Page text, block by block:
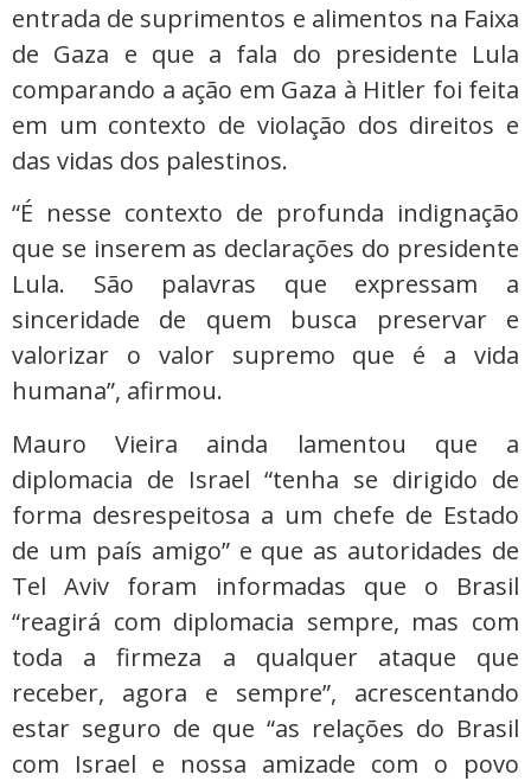
entrada de suprimentos e alimentos na Faixa
de Gaza e que a fala do presidente Lula
comparando a ação em Gaza à Hitler foi feita
em um contexto de violação dos direitos e
das vidas dos palestinos.
“É nesse contexto de profunda indignação
que se inserem as declarações do presidente
Lula. São palavras que expressam a
sinceridade de quem busca preservar e
valorizar o valor supremo que é a vida
humana”, afirmou.
Mauro Vieira ainda lamentou que a
diplomacia de Israel “tenha se dirigido de
forma desrespeitosa a um chefe de Estado
de um país amigo” e que as autoridades de
Tel Aviv foram informadas que o Brasil
“reagirá com diplomacia sempre, mas com
toda a firmeza a qualquer ataque que
receber, agora e sempre”, acrescentando
estar seguro de que “as relações do Brasil
com Israel e nossa amizade com o povo